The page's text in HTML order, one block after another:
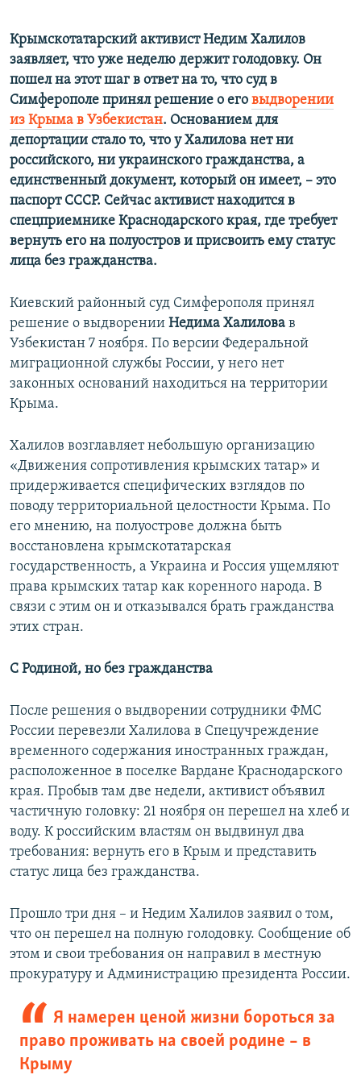
Крымскотатарский активист Недим Халилов
заявляет, что уже неделю держит голодовку. Он
пошел на этот шаг в ответ на то, что суд в
Симферополе принял решение о его выдворении
из Крыма в Узбекистан. Основанием для
депортации стало то, что у Халилова нет ни
российского, ни украинского гражданства, а
единственный документ, который он имеет, – это
паспорт СССР. Сейчас активист находится в
спецприемнике Краснодарского края, где требует
вернуть его на полуостров и присвоить ему статус
лица без гражданства.
Киевский районный суд Симферополя принял
решение о выдворении Недима Халилова в
Узбекистан 7 ноября. По версии Федеральной
миграционной службы России, у него нет
законных оснований находиться на территории
Крыма.
Халилов возглавляет небольшую организацию
«Движения сопротивления крымских татар» и
придерживается специфических взглядов по
поводу территориальной целостности Крыма. По
его мнению, на полуострове должна быть
восстановлена крымскотатарская
государственность, а Украина и Россия ущемляют
права крымских татар как коренного народа. В
связи с этим он и отказывался брать гражданства
этих стран.
С Родиной, но без гражданства
После решения о выдворении сотрудники ФМС
России перевезли Халилова в Спецучреждение
временного содержания иностранных граждан,
расположенное в поселке Вардане Краснодарского
края. Пробыв там две недели, активист объявил
частичную головку: 21 ноября он перешел на хлеб и
воду. К российским властям он выдвинул два
требования: вернуть его в Крым и представить
статус лица без гражданства.
Прошло три дня – и Недим Халилов заявил о том,
что он перешел на полную голодовку. Сообщение об
этом и свои требования он направил в местную
прокуратуру и Администрацию президента России.
Я намерен ценой жизни бороться за
право проживать на своей родине – в
Крыму